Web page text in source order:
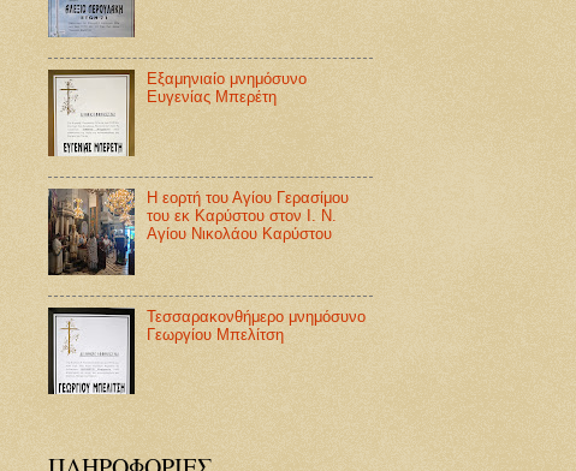
Εξαμηνιαίο μνημόσυνο
Ευγενίας Μπερέτη
Η εορτή του Αγίου Γερασίμου
του εκ Καρύστου στον Ι. Ν.
Αγίου Νικολάου Καρύστου
Τεσσαρακονθήμερο μνημόσυνο
Γεωργίου Μπελίτση